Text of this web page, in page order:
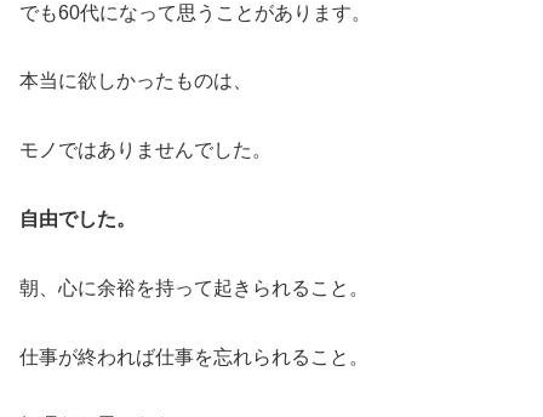
でも60代になって思うことがあります。
本当に欲しかったものは、
モノではありませんでした。
自由でした。
朝、心に余裕を持って起きられること。
仕事が終われば仕事を忘れられること。